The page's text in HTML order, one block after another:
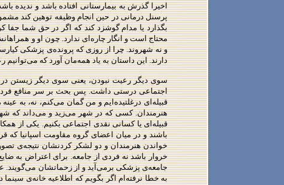
اخیرا گذرش به بیمارستانی افتاده باشد و ندیده
بگذارد یا مدام گوشزد کند که اگر در حق شما جفا
محتاج است و انگار چاره‌ای ندارد. چون او و
و نه شهروند. چرا از روزی که پرونده‌ی پزشکی
دارند. این داستان به یاد همه‌مان آورد که
سوی دیگر رعیت نبودن، یعنی سوی دیگر زیستن
اجتماعی درستی داشت. پس بحث بر سر منافع
قبیله‌ای درغلتیده‌ایم و من گمان می‌کنم، نه، به
هنرمندان. کسی که در شهر می‌زید و می‌داند که
قبیله‌ای یا کسانی نقدی اجتماعی بکنیم. یکی از
باشند و در میان اعضای گروه مقاومت اسپانیا
خواندن هنرمندان و دو لشکر کردنشان نتیجه‌‌ی
خروار باشد نه فردی از جامعه. برای اعتراض به
جامعه‌ی پزشکی برمی‌آید و از زحماتشان می‌گویند.
به خطا نرفته‌ام اگر بگویم که اطلاعیه خانه‌ی